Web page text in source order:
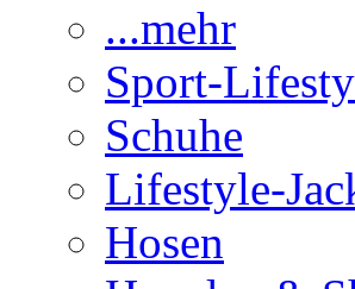
...mehr
Sport-
Schuhe
Lifestyle-
Hosen